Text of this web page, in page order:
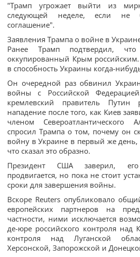
"Трамп угрожает выйти из
следующей неделе, если не
соглашение".
Заявления Трампа о войне в
Ранее Трамп подтвердил, что
оккупированный Крым
в способность Украины когда-
Он очередной раз обвинил
войны с Российской
кремлевский правитель Путин
нападение после того, как Киев
членом Североатлантического
спросил Трампа о том, почему он
войну в Украине в первый же день,
что сказал это образно.
Президент США заверил,
продвигается, но пока не стоит
сроки для завершения войны.
Вскоре Reuters опубликовало
европейских партнеров на
частности, ними исключается
де-юре российского контроля
контроля над Луганской
Херсонской, Запорожской и